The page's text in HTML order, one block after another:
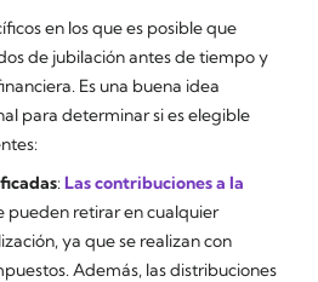
en los que es posible que
de jubilación antes de tiempo y
Es una buena idea
para determinar si es elegible
: Las contribuciones a la
pueden retirar en cualquier
ya que se realizan con
Además, las distribuciones